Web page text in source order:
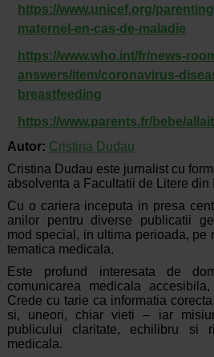
https://www.unicef.org/
maternel-en-cas-de-maladie
https://www.who.int/fr/news-
answers/item/coronavirus-
breastfeeding
https://www.parents.fr/bebe/
Autor: Cristina Dudau
Cristina Dudau este jurnalist cu
absolventa a Facultatii de Litere din
Cu o cariera inceputa in presa
anilor pentru diverse publicatii
mod special, in ultima perioada, pe
tematica medicala.
Este profund interesata de
comunicarea medicala
Crede cu tarie ca informatia
si, uneori, chiar vieti – iar
publicului claritate, echilibru si
medicala.